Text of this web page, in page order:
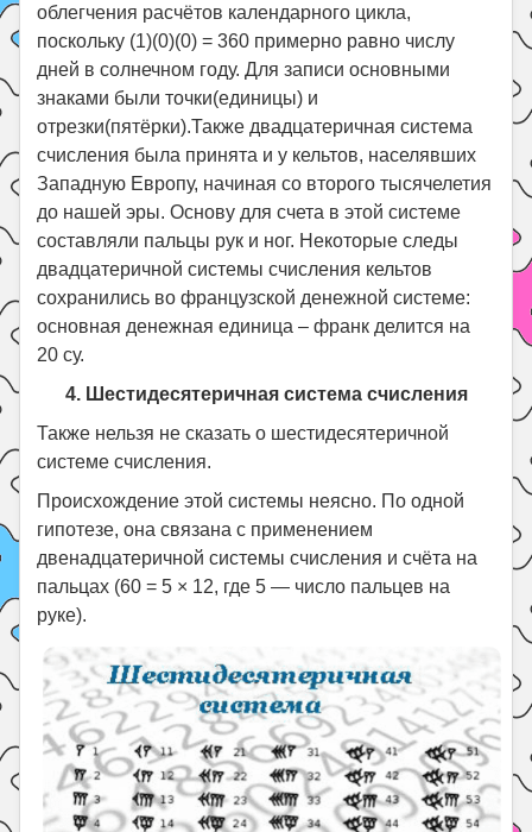
облегчения расчётов календарного цикла,
поскольку (1)(0)(0) = 360 примерно равно числу
дней в солнечном году. Для записи основными
знаками были точки(единицы) и
отрезки(пятёрки).Также двадцатеричная система
счисления была принята и у кельтов, населявших
Западную Европу, начиная со второго тысячелетия
до нашей эры. Основу для счета в этой системе
составляли пальцы рук и ног. Некоторые следы
двадцатеричной системы счисления кельтов
сохранились во французской денежной системе:
основная денежная единица – франк делится на
20 су.
4. Шестидесятеричная система счисления
Также нельзя не сказать о шестидесятеричной
системе счисления.
Происхождение этой системы неясно. По одной
гипотезе, она связана с применением
двенадцатеричной системы счисления и счёта на
пальцах (60 = 5 × 12, где 5 — число пальцев на
руке).